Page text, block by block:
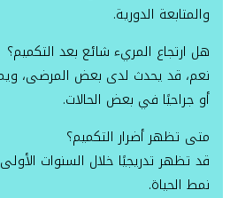
والمتابعة الدورية.
هل ارتجاع المريء شائع بعد التكميم؟
نعم، قد يحدث لدى بعض المرضى،
أو جراحيًا في بعض الحالات.
متى تظهر أضرار التكميم؟
قد تظهر تدريجيًا خلال السنوات
نمط الحياة.